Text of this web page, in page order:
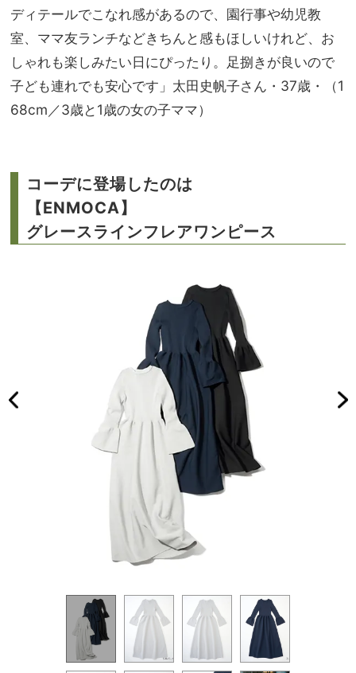
ディテールでこなれ感があるので、園行事や幼児教
室、ママ友ランチなどきちんと感もほしいけれど、お
しゃれも楽しみたい日にぴったり。足捌きが良いので
子ども連れでも安心です」太田史帆子さん・37歳・（1
68cm／3歳と1歳の女の子ママ）
コーデに登場したのは
【ENMOCA】
グレースラインフレアワンピース